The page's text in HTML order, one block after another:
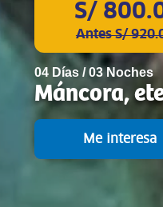
S/
Antes S/
04 Días / 03 Noches
Máncora,
Me interesa